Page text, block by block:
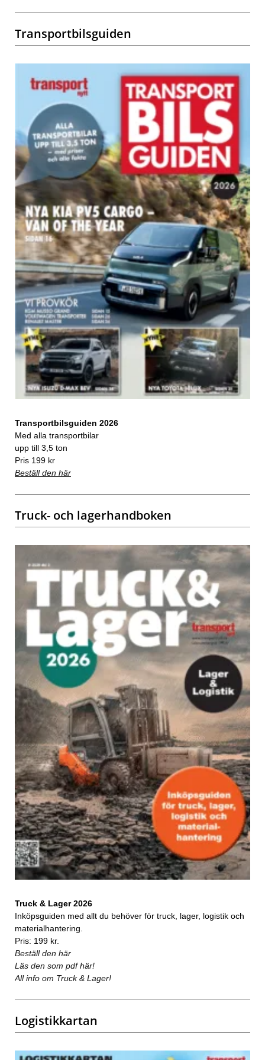
Transportbilsguiden
Transportbilsguiden 2026
Med alla transportbilar
upp till 3,5 ton
Pris 199 kr
Beställ den här
Truck- och lagerhandboken
Truck & Lager 2026
Inköpsguiden med allt du behöver för truck, lager, logistik och
materialhantering.
Pris: 199 kr.
Beställ den här
Läs den som pdf här!
All info om Truck & Lager!
Logistikkartan